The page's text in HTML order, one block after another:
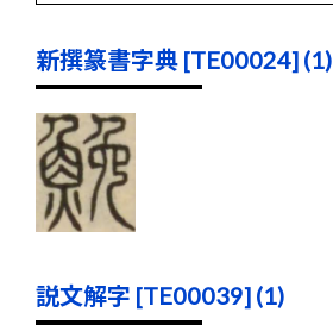
新撰篆書字典 [TE00024] (1)
説文解字 [TE00039] (1)